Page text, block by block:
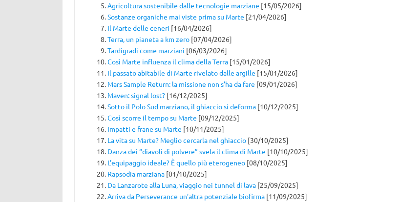
Agricoltura sostenibile dalle tecnologie marziane [15/05/2026]
Sostanze organiche mai viste prima su Marte [21/04/2026]
Il Marte delle ceneri [16/04/2026]
Terra, un pianeta a km zero[07/04/2026]
Tardigradi come marziani [06/03/2026]
Così Marte influenza il clima della Terra[15/01/2026]
Il passato abitabile di Marte rivelato dalle argille [15/01/2026]
Mars Sample Return: la missione non s’ha da fare [09/01/2026]
Maven: signal lost?[16/12/2025]
Sotto il Polo Sud marziano, il ghiaccio si deforma[10/12/2025]
Così scorre il tempo su Marte [09/12/2025]
Impatti e frane su Marte [10/11/2025]
La vita su Marte? Meglio cercarla nel ghiaccio[30/10/2025]
Danza dei “diavoli di polvere” svela il clima di Marte [10/10/2025]
L’equipaggio ideale? È quello più eterogeneo[08/10/2025]
Rapsodia marziana[01/10/2025]
Da Lanzarote alla Luna, viaggio nei tunnel di lava[25/09/2025]
Arriva da Perseverance un’altra potenziale biofirma[11/09/2025]